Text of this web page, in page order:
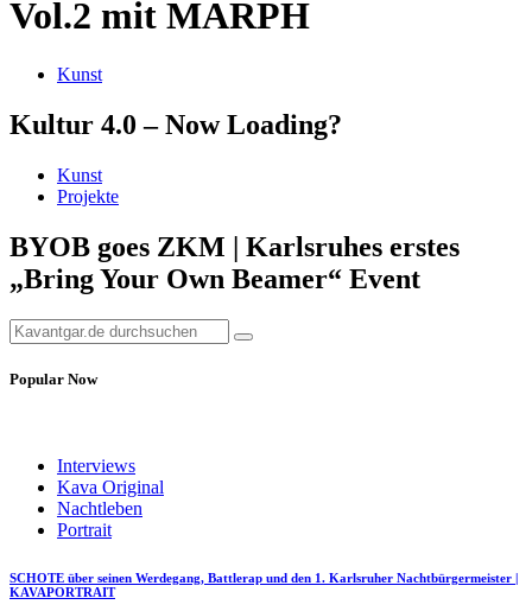
Vol.2 mit MARPH
Kunst
Kultur 4.0 – Now Loading?
Kunst
Projekte
BYOB goes ZKM | Karlsruhes erstes
„Bring Your Own Beamer“ Event
Popular Now
Interviews
Kava Original
Nachtleben
Portrait
SCHOTE über seinen Werdegang, Battlerap und den 1. Karlsruher Nachtbürgermeister |
KAVAPORTRAIT